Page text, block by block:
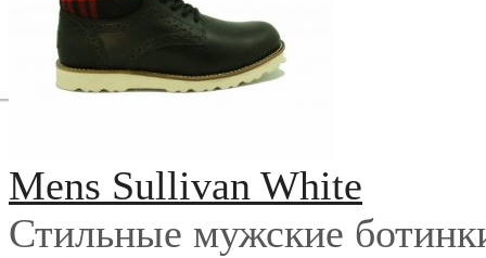
Mens Sullivan White
Стильные мужские